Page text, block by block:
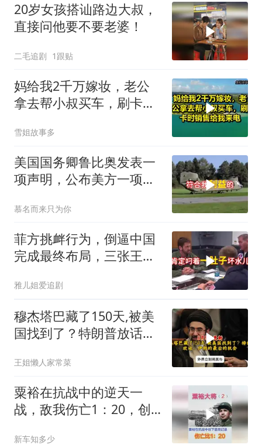
20岁女孩搭讪路边大叔，
直接问他要不要老婆！
二毛追剧 1跟贴
妈给我2千万嫁妆，老公
拿去帮小叔买车，刷卡时
雪姐故事多
美国国务卿鲁比奥发表一
项声明，公布美方一项重
慕名而来只为你
菲方挑衅行为，倒逼中国
完成最终布局，三张王牌
雅儿姐爱追剧
穆杰塔巴藏了150天,被美
国找到了？特朗普放话：
王姐懒人家常菜
粟裕在抗战中的逆天一
战，敌我伤亡1：20，创
新车知多少